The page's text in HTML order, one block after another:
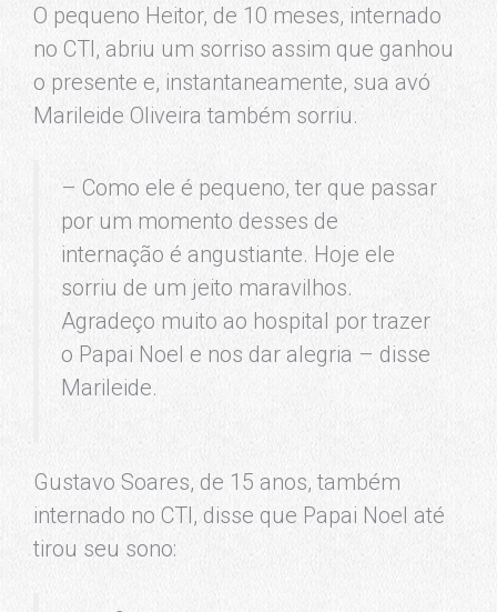
O pequeno Heitor, de 10 meses, internado
no CTI, abriu um sorriso assim que ganhou
o presente e, instantaneamente, sua avó
Marileide Oliveira também sorriu.
– Como ele é pequeno, ter que passar
por um momento desses de
internação é angustiante. Hoje ele
sorriu de um jeito maravilhos.
Agradeço muito ao hospital por trazer
o Papai Noel e nos dar alegria – disse
Marileide.
Gustavo Soares, de 15 anos, também
internado no CTI, disse que Papai Noel até
tirou seu sono: